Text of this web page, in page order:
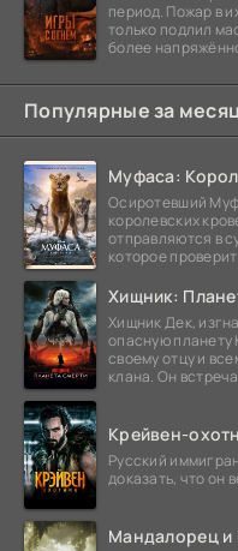
период. Пожар в
только подлил
более
Популярные за
Муфаса:
Осиротевший
королевских
отправляются в
которое
Хищник:
Хищник Дек,
опасную планету
своему отцу и
клана. Он
Крейвен-
Русский
доказать, что он
Мандалорец и